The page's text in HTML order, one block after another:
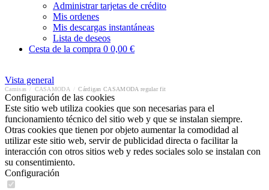
Administrar tarjetas de crédito
Mis ordenes
Mis descargas instantáneas
Lista de deseos
Cesta de la compra 0 0,00 €
Vista general
Camisas CASAMODA Cárdigan CASAMODA regular fit
Configuración de las cookies
Este sitio web utiliza cookies que son necesarias para el
funcionamiento técnico del sitio web y que se instalan siempre.
Otras cookies que tienen por objeto aumentar la comodidad al
utilizar este sitio web, servir de publicidad directa o facilitar la
interacción con otros sitios web y redes sociales solo se instalan con
su consentimiento.
Configuración